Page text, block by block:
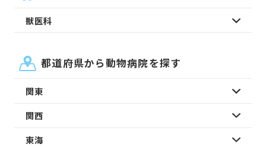
獣医科
都道府県から動物病院を探す
関東
関西
東海